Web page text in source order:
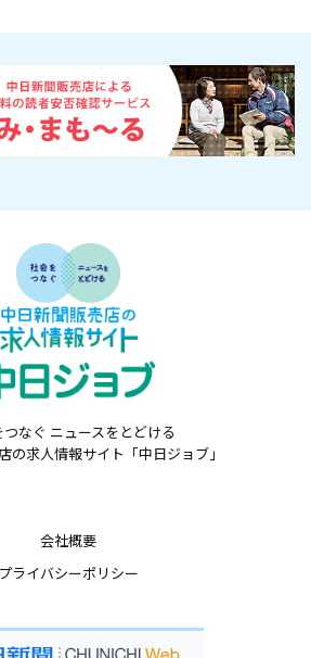
なぐ ニュースをとどける
の求人情報サイト「中日ジョブ」
会社概要
プライバシーポリシー